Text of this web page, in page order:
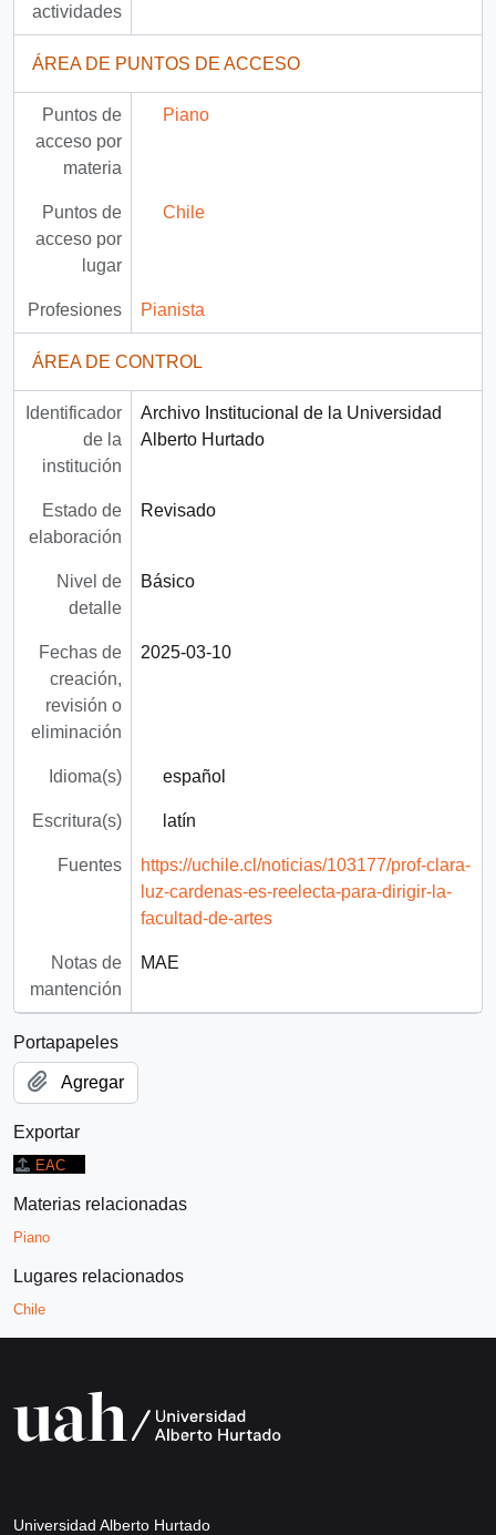
actividades
ÁREA DE PUNTOS DE ACCESO
Puntos de
acceso por
materia
Piano
Puntos de
acceso por
lugar
Chile
Profesiones Pianista
ÁREA DE CONTROL
Identificador
de la
institución
Archivo Institucional de la Universidad
Alberto Hurtado
Estado de
elaboración
Revisado
Nivel de
detalle
Básico
Fechas de
creación,
revisión o
eliminación
2025-03-10
Idioma(s) español
Escritura(s) latín
Fuentes
https://uchile.cl/noticias/103177/prof-clara-
luz-cardenas-es-reelecta-para-dirigir-la-
facultad-de-artes
Notas de
mantención
MAE
Portapapeles
Agregar
Exportar
EAC
Materias relacionadas
Piano
Lugares relacionados
Chile
Universidad Alberto Hurtado